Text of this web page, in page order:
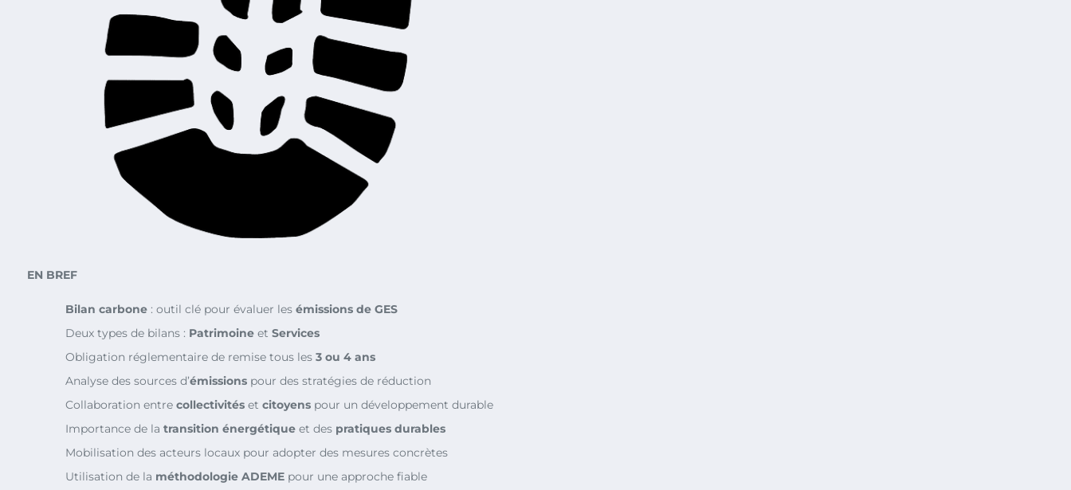
EN BREF
Bilan carbone : outil clé pour évaluer les émissions de GES
Deux types de bilans : Patrimoine et Services
Obligation réglementaire de remise tous les 3 ou 4 ans
Analyse des sources d’émissions pour des stratégies de réduction
Collaboration entre collectivités et citoyens pour un développement durable
Importance de la transition énergétique et des pratiques durables
Mobilisation des acteurs locaux pour adopter des mesures concrètes
Utilisation de la méthodologie ADEME pour une approche fiable